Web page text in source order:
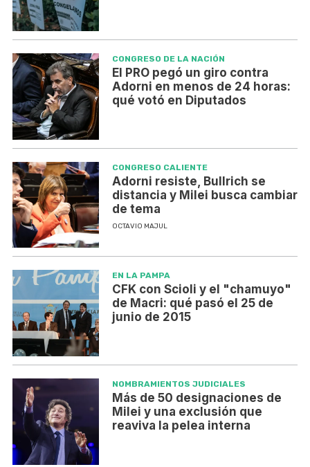
CONGRESO DE LA NACIÓN
El PRO pegó un giro contra
Adorni en menos de 24 horas:
qué votó en Diputados
CONGRESO CALIENTE
Adorni resiste, Bullrich se
distancia y Milei busca cambiar
de tema
OCTAVIO MAJUL
EN LA PAMPA
CFK con Scioli y el "chamuyo"
de Macri: qué pasó el 25 de
junio de 2015
NOMBRAMIENTOS JUDICIALES
Más de 50 designaciones de
Milei y una exclusión que
reaviva la pelea interna